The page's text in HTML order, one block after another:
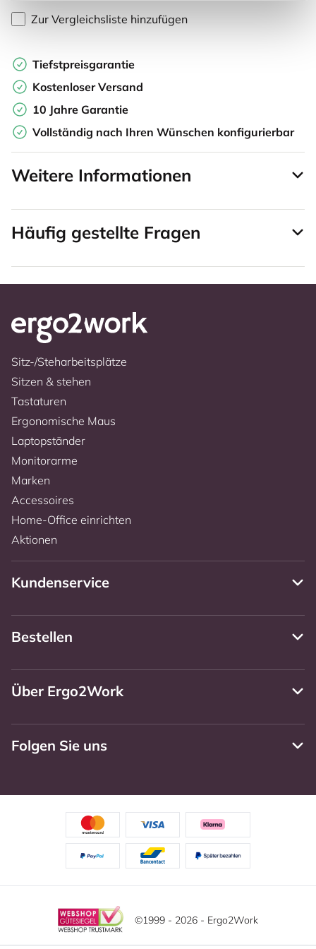
Zur Vergleichsliste hinzufügen
Tiefstpreisgarantie
Kostenloser Versand
10 Jahre Garantie
Vollständig nach Ihren Wünschen konfigurierbar
Weitere Informationen
Häufig gestellte Fragen
Sitz-/Steharbeitsplätze
Sitzen & stehen
Tastaturen
Ergonomische Maus
Laptopständer
Monitorarme
Marken
Accessoires
Home-Office einrichten
Aktionen
Kundenservice
Bestellen
Über Ergo2Work
Folgen Sie uns
©1999 - 2026 - Ergo2Work